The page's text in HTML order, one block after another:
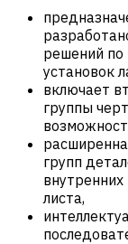
решений по
установок
включает
группы
групп
листа,